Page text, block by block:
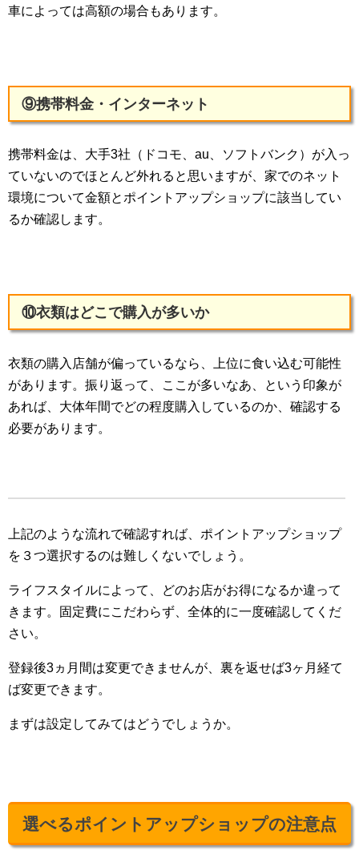
車によっては高額の場合もあります。
⑨携帯料金・インターネット
携帯料金は、大手3社（ドコモ、au、ソフトバンク）が入っ
ていないのでほとんど外れると思いますが、家でのネット
環境について金額とポイントアップショップに該当してい
るか確認します。
⑩衣類はどこで購入が多いか
衣類の購入店舗が偏っているなら、上位に食い込む可能性
があります。振り返って、ここが多いなあ、という印象が
あれば、大体年間でどの程度購入しているのか、確認する
必要があります。
上記のような流れで確認すれば、ポイントアップショップ
を３つ選択するのは難しくないでしょう。
ライフスタイルによって、どのお店がお得になるか違って
きます。固定費にこだわらず、全体的に一度確認してくだ
さい。
登録後3ヵ月間は変更できませんが、裏を返せば3ヶ月経て
ば変更できます。
まずは設定してみてはどうでしょうか。
選べるポイントアップショップの注意点